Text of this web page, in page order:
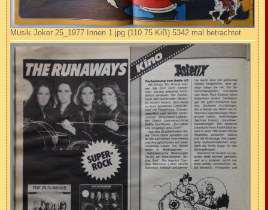
Musik Joker 25_1977 Innen 1.jpg (110.75 KiB) 5342 mal betrachtet